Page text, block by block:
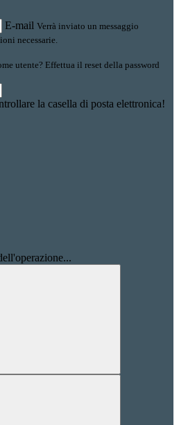
E-mail Verrà inviato un messaggio
necessarie.
utente? Effettua il reset della password
la casella di posta elettronica!